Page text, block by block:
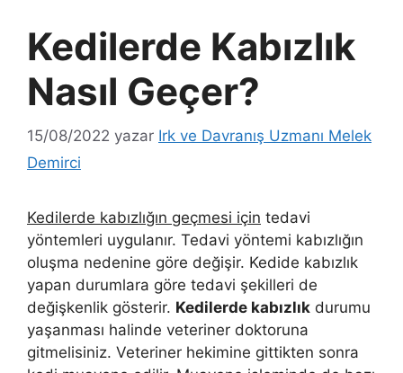
Kedilerde Kabızlık
Nasıl Geçer?
15/08/2022 yazar Irk ve Davranış Uzmanı Melek
Demirci
Kedilerde kabızlığın geçmesi için tedavi
yöntemleri uygulanır. Tedavi yöntemi kabızlığın
oluşma nedenine göre değişir. Kedide kabızlık
yapan durumlara göre tedavi şekilleri de
değişkenlik gösterir. Kedilerde kabızlık durumu
yaşanması halinde veteriner doktoruna
gitmelisiniz. Veteriner hekimine gittikten sonra